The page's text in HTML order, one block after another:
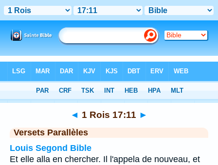
Chapitre 17> Verset 11
◄ 1 Rois 17:11 ►
Versets Parallèles
Louis Segond Bible
Et elle alla en chercher. Il l'appela de nouveau, et